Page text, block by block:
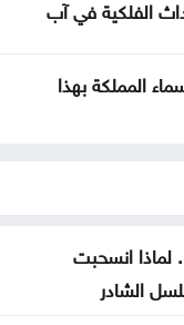
الفلكية في آب
المملكة بهذا
انسحبت
الشادر